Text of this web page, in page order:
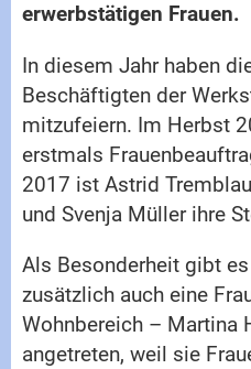
erwerbstätigen Frauen.
In diesem Jahr haben
Beschäftigten der
mitzufeiern. Im Herbst
erstmals
2017 ist Astrid
und Svenja Müller ihre
Als Besonderheit gibt
zusätzlich auch eine
Wohnbereich – Martina
angetreten, weil sie